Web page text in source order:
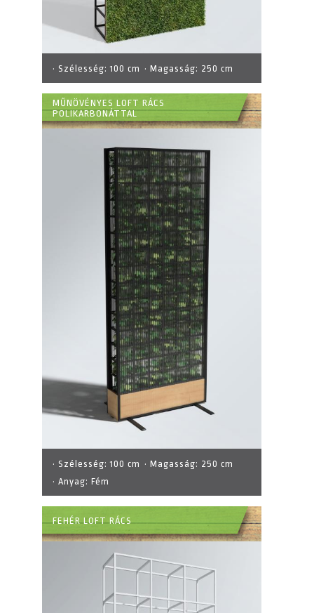
· Szélesség:100 cm · Magasság: 250 cm
MŰNÖVÉNYES LOFT RÁCS
POLIKARBONÁTTAL
· Szélesség:100 cm · Magasság: 250 cm
· Anyag: Fém
FEHÉR LOFT RÁCS